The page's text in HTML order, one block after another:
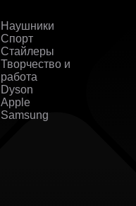
Наушники
Спорт
Стайлеры
Творчество и
работа
Dyson
Apple
Samsung